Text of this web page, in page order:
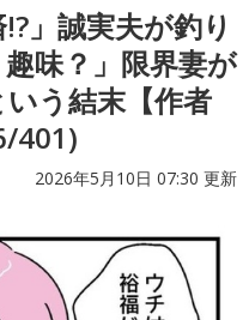
」誠実夫が釣り
味？」限界妻が
う結末【作者
401)
2026年5月10日 07:30 更新